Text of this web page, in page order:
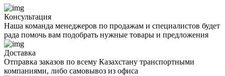
Консультация
Наша команда менеджеров по продажам и специалистов будет
рада помочь вам подобрать нужные товары и предложения
Доставка
Отправка заказов по всему Казахстану транспортными
компаниями, либо самовывоз из офиса